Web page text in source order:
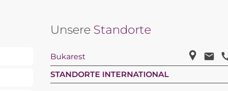
Unsere Standorte
Bukarest
STANDORTE INTERNATIONAL